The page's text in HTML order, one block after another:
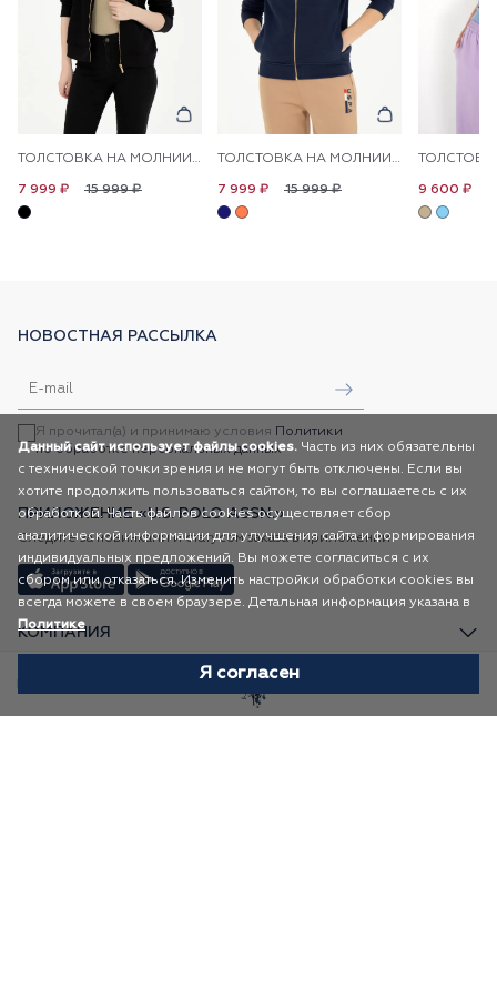
ТОЛСТОВКА НА МОЛНИИ С КАПЮШОНОМ
15 999 ₽
7 999 ₽
ТОЛСТОВКА НА МОЛНИИ С КАПЮШОНОМ
15 999 ₽
7 999 ₽ 9 600 ₽
КОМПАНИЯ
НОВОСТНАЯ РАССЫЛКА
Я прочитал(а) и принимаю условия Политики
по обработке персональных данных
ПРИЛОЖЕНИЕ «U.S. POLO ASSN.»
Следите за новинками и статусом заказа в приложении
Данный сайт использует файлы cookies. Часть из них обязательны
с технической точки зрения и не могут быть отключены. Если вы
хотите продолжить пользоваться сайтом, то вы соглашаетесь с их
обработкой. Часть файлов cookies осуществляет сбор
аналитической информации для улучшения сайта и формирования
индивидуальных предложений. Вы можете согласиться с их
сбором или отказаться. Изменить настройки обработки cookies вы
всегда можете в своем браузере. Детальная информация указана в
Политике
Я согласен